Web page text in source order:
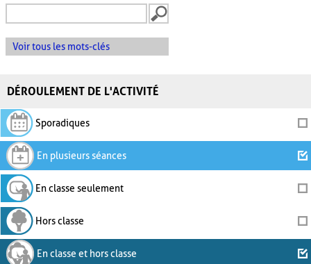
Voir tous les mots-clés
DÉROULEMENT DE L'ACTIVITÉ
Sporadiques
En plusieurs séances
En classe seulement
Hors classe
En classe et hors classe